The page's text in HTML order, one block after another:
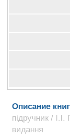
Описание
підручник /
видання